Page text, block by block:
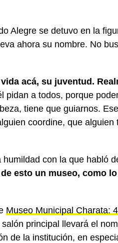
Alegre se detuvo en la
ahora su nombre. No
acá, su juventud.
pidan a todos, porque
tiene que guiarnos.
coordine, que alguien
con la que habló
esto un museo, como
Museo Municipal Charata:
salón principal llevará el
de la institución, en